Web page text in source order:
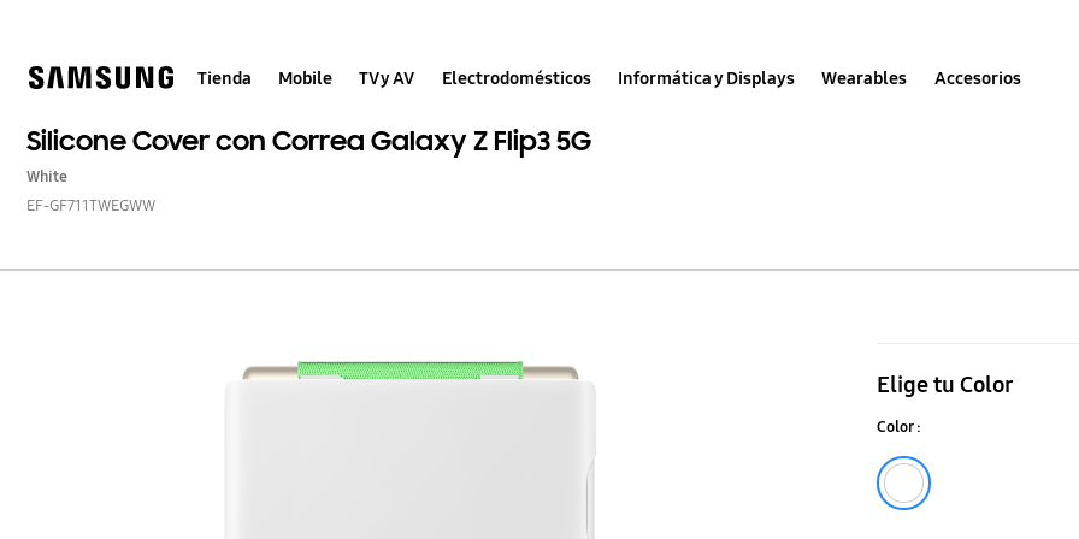
Tienda Mobile TV y AV Electrodomésticos Informática y Displays Wearables Accesorios
Silicone Cover con Correa Galaxy Z Flip3 5G
White
EF-GF711TWEGWW
con
Correa
Galaxy
Elige tu Color
Color :